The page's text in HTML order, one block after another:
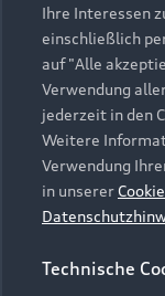
Elektromodelle
Plug-in-Hybride
Gebrauchtwagen
Finanzierung
Aktionen &
Geschäftskunden
Saisonale
Audi Services
Garantie
Audi digital
myAudi
Support
Kundenservice
Händlersuche
Audi Code
Über Audi
Unternehmen
Karriere
Investor
Ihre Interessen
einschließlich
auf "Alle
Verwendung
jederzeit in den
Weitere
Verwendung
in unserer
Technische